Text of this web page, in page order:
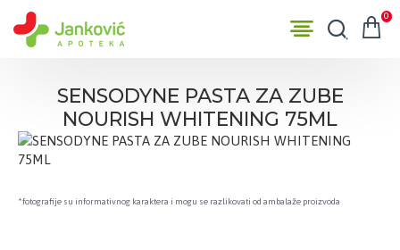
0
SENSODYNE PASTA ZA ZUBE
NOURISH WHITENING 75ML
*fotografije su informativnog karaktera i mogu se razlikovati od ambalaže proizvoda